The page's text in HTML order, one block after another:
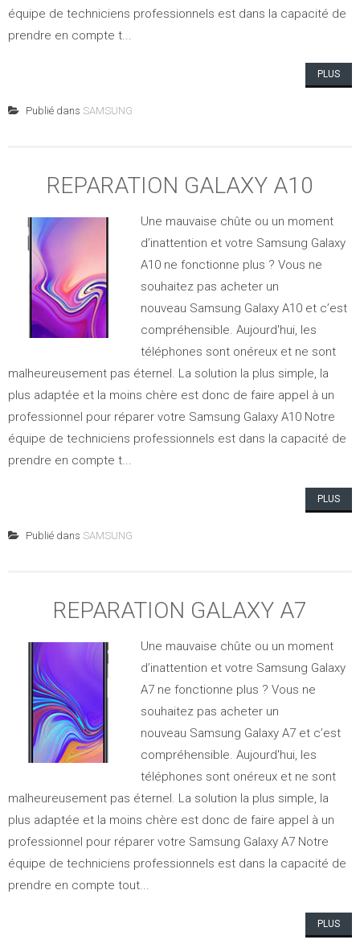
équipe de techniciens professionnels est dans la capacité de
prendre en compte t...
PLUS
Publié dans SAMSUNG
REPARATION GALAXY A10
Une mauvaise chûte ou un moment
d’inattention et votre Samsung Galaxy
A10 ne fonctionne plus ? Vous ne
souhaitez pas acheter un
nouveau Samsung Galaxy A10 et c’est
compréhensible. Aujourd'hui, les
téléphones sont onéreux et ne sont
malheureusement pas éternel. La solution la plus simple, la
plus adaptée et la moins chère est donc de faire appel à un
professionnel pour réparer votre Samsung Galaxy A10 Notre
équipe de techniciens professionnels est dans la capacité de
prendre en compte t...
PLUS
Publié dans SAMSUNG
REPARATION GALAXY A7
Une mauvaise chûte ou un moment
d’inattention et votre Samsung Galaxy
A7 ne fonctionne plus ? Vous ne
souhaitez pas acheter un
nouveau Samsung Galaxy A7 et c’est
compréhensible. Aujourd'hui, les
téléphones sont onéreux et ne sont
malheureusement pas éternel. La solution la plus simple, la
plus adaptée et la moins chère est donc de faire appel à un
professionnel pour réparer votre Samsung Galaxy A7 Notre
équipe de techniciens professionnels est dans la capacité de
prendre en compte tout...
PLUS